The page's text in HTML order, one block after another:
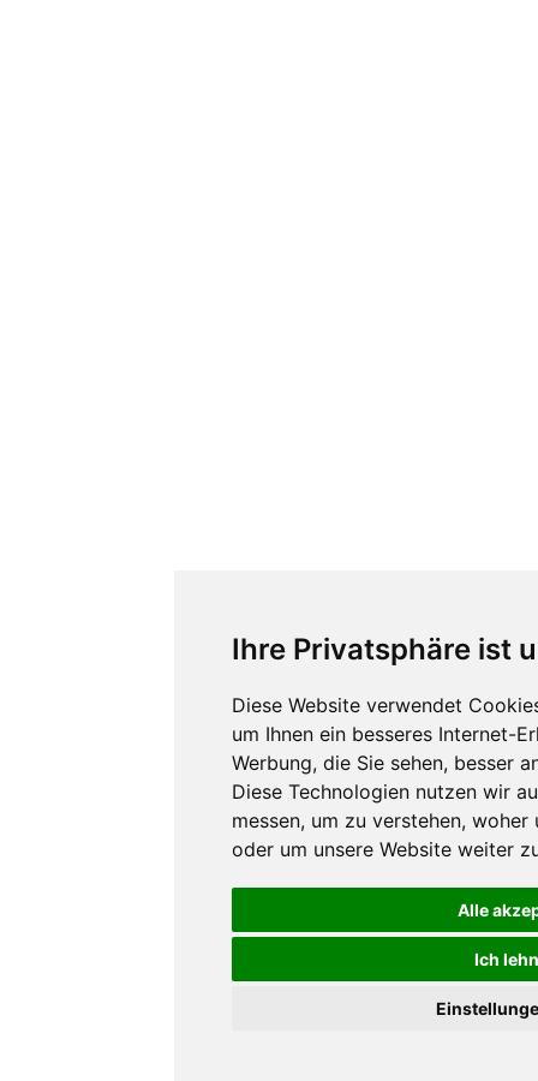
Ihre Privatsphäre ist
Diese Website verwendet
um Ihnen ein besseres Internet-
Werbung, die Sie sehen, besser
Diese Technologien nutzen wir
messen, um zu verstehen, woher
oder um unsere Website weiter
Alle
Ich